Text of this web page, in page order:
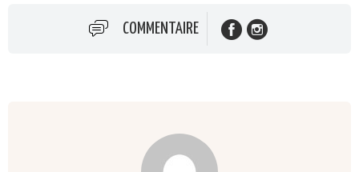
COMMENTAIRE